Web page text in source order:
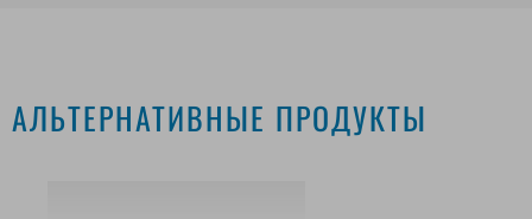
АЛЬТЕРНАТИВНЫЕ ПРОДУКТЫ